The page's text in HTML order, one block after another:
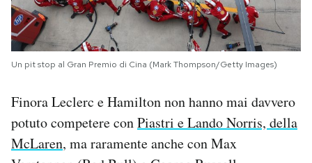
Un pit stop al Gran Premio di Cina (Mark Thompson/Getty Images)
Finora Leclerc e Hamilton non hanno mai davvero
potuto competere conPiastri e Lando Norris, della
McLaren, ma raramente anche con Max